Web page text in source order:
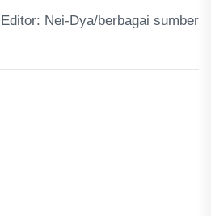
Nei-Dya/berbagai sumber